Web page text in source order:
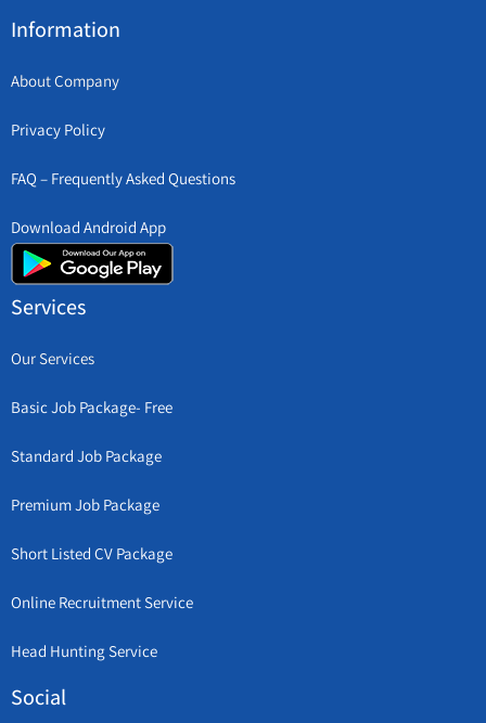
Information
About Company
Privacy Policy
FAQ – Frequently Asked Questions
Download Android App
Services
Our Services
Basic Job Package- Free
Standard Job Package
Premium Job Package
Short Listed CV Package
Online Recruitment Service
Head Hunting Service
Social